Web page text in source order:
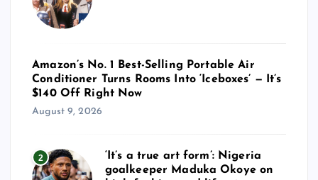
Amazon’s No. 1 Best-Selling Portable Air
Conditioner Turns Rooms Into ‘Iceboxes’ — It’s
$140 Off Right Now
August 9, 2026
2
‘It’s a true art form’: Nigeria
goalkeeper Maduka Okoye on